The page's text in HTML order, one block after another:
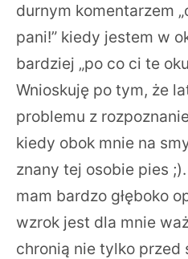
durnym komentarzem
pani!” kiedy jestem w
bardziej „po co ci te
Wnioskuję po tym, że
problemu z
kiedy obok mnie na
znany tej osobie pies
mam bardzo głęboko
wzrok jest dla mnie
chronią nie tylko przed